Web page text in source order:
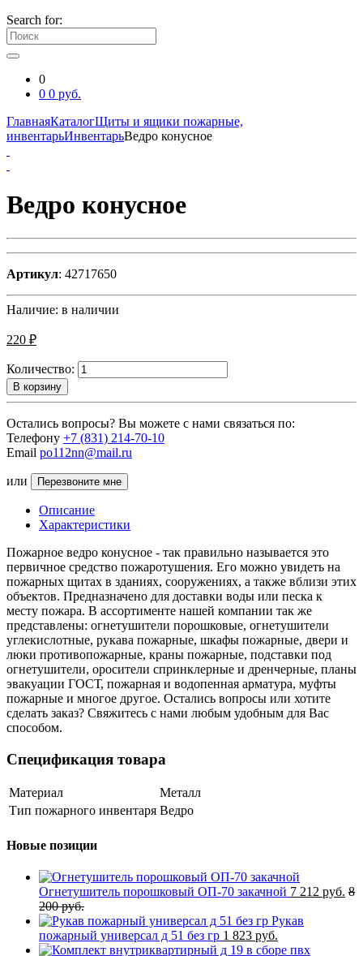
Search for:
0
0 0 руб.
ГлавнаяКаталогЩиты и ящики пожарные,
инвентарьИнвентарьВедро конусное
Ведро конусное
Артикул: 42717650
Наличие: в наличии
220 ₽
Количество:
В корзину
Остались вопросы? Вы можете с нами связаться по:
Телефону +7 (831) 214-70-10
Email po112nn@mail.ru
или Перезвоните мне
Описание
Характеристики
Пожарное ведро конусное - так правильно называется это
первичное средство пожаротушения. Его можно увидеть на
пожарных щитах в зданиях, сооружениях, а также вблизи этих
объектов. Предназначено для доставки воды или песка к
месту пожара. В ассортименте нашей компании так же
представлены: огнетушители порошковые, огнетушители
углекислотные, рукава пожарные, шкафы пожарные, двери и
люки противопожарные, краны пожарные, подставки под
огнетушители, оросители спринклерные и дренчерные, планы
эвакуации ГОСТ, пожарная и водопенная арматура, муфты
пожарные и многое другое. Остались вопросы или хотите
сделать заказ? Свяжитесь с нами любым удобным для Вас
способом.
Спецификация товара
Материал
Металл
Тип пожарного инвентаря Ведро
Новые позиции
Огнетушитель порошковый ОП-70 закачной 7 212 руб. 8
200 руб.
Рукав
пожарный универсал д 51 без гр 1 823 руб.